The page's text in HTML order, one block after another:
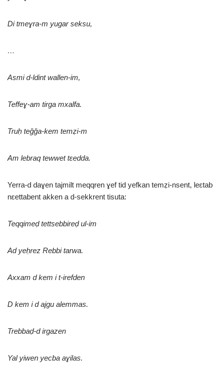
Di tmeɣra-m yugar seksu,
…
Asmi d-ldint wallen-im,
Teffeɣ-am tirga mxalfa.
Truḥ teǧǧa-kem temẓi-m
Am lebraq tewwet tɛedda.
Yerra-d daɣen tajmilt meqqren ɣef tid yefkan temẓi-nsent, leɛtab
nɛettabent akken a d-sekkrent tisuta:
Teqqimeḍ tettsebbireḍ ul-im
Ad yeḥrez Rebbi tarwa.
Axxam d kem i t-irefden
D kem i d ajgu alemmas.
Trebbaḍ-d irgazen
Yal yiwen yecba aɣilas.